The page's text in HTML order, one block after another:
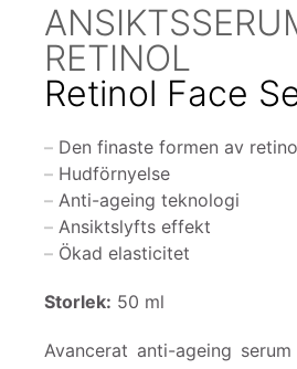
RETINOL
Retinol Face
Den finaste formen av
Hudförnyelse
Anti-ageing teknologi
Ansiktslyfts effekt
Ökad elasticitet
Storlek: 50 ml
Avancerat anti-ageing